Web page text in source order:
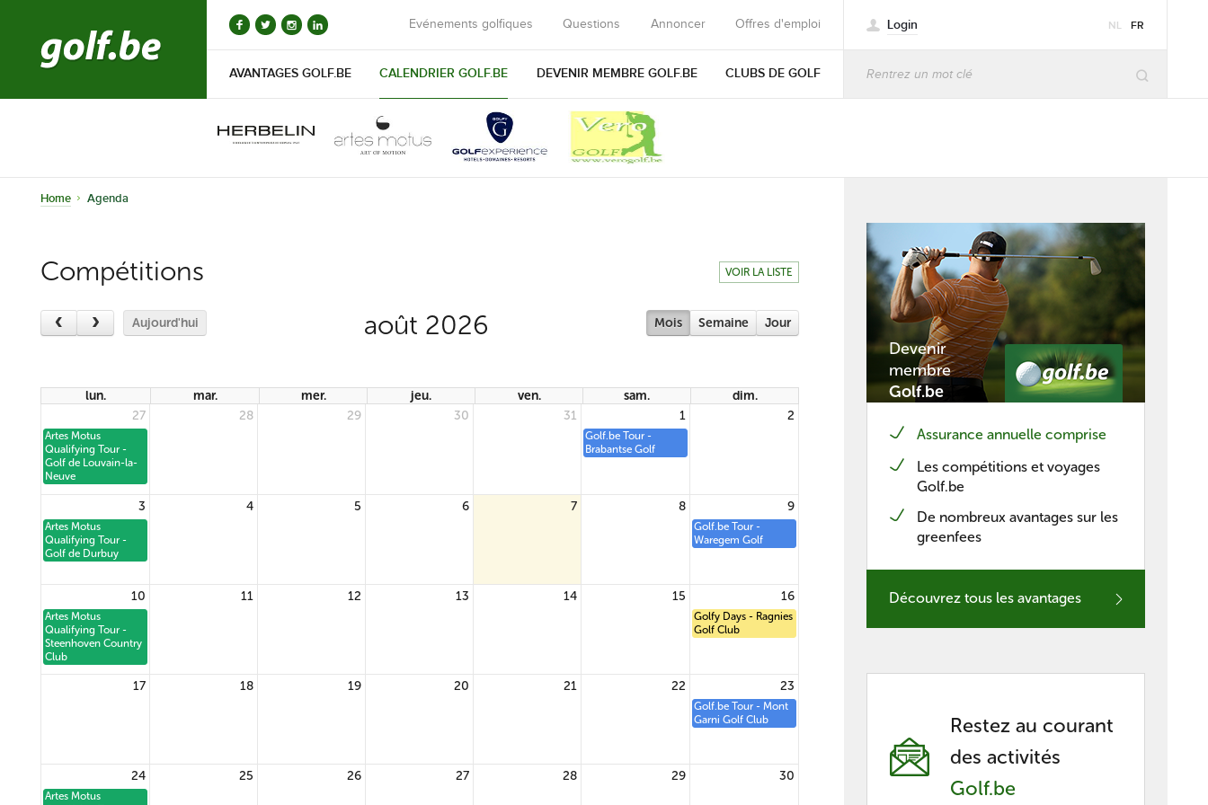
Evénements golfiques Questions Annoncer Offres d'emploi Login NL FR
AVANTAGES GOLF.BE CALENDRIER GOLF.BE DEVENIR MEMBRE GOLF.BE CLUBS DE GOLF
Home Agenda
Compétitions VOIR LA LISTE
Aujourd'hui Mois Semaine Jour
août 2026
lun. mar. mer. jeu. ven. sam.
dim.
27
28 29 30 31 1 2
Artes Motus
Qualifying Tour -
Golf de Louvain-la-
Neuve
Golf.be Tour -
Brabantse Golf
3 4 5 6 7 8 9
Artes Motus
Qualifying Tour -
Golf de Durbuy
Golf.be Tour -
Waregem Golf
10 11 12 13 14 15 16
Artes Motus
Qualifying Tour -
Steenhoven Country
Club
Golfy Days - Ragnies
Golf Club
17 18 19 20 21 22 23
Golf.be Tour - Mont
Garni Golf Club
24 25 26 27 28 29 30
Artes Motus
Devenir
membre
Golf.be
Assurance annuelle comprise
Les compétitions et voyages
Golf.be
De nombreux avantages sur les
greenfees
Découvrez tous les avantages
Restez au courant
des activités
Golf.be